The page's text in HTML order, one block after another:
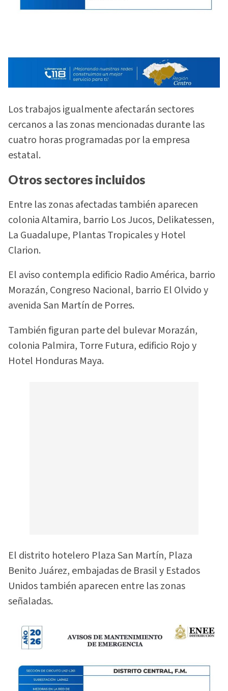
Los trabajos igualmente afectarán sectores
cercanos a las zonas mencionadas durante las
cuatro horas programadas por la empresa
estatal.
Otros sectores incluidos
Entre las zonas afectadas también aparecen
colonia Altamira, barrio Los Jucos, Delikatessen,
La Guadalupe, Plantas Tropicales y Hotel
Clarion.
El aviso contempla edificio Radio América, barrio
Morazán, Congreso Nacional, barrio El Olvido y
avenida San Martín de Porres.
También figuran parte del bulevar Morazán,
colonia Palmira, Torre Futura, edificio Rojo y
Hotel Honduras Maya.
El distrito hotelero Plaza San Martín, Plaza
Benito Juárez, embajadas de Brasil y Estados
Unidos también aparecen entre las zonas
señaladas.